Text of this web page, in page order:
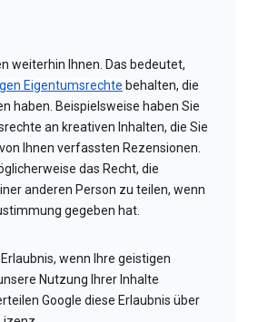
weiterhin Ihnen. Das bedeutet,
Eigentumsrechte behalten, die
haben. Beispielsweise haben Sie
an kreativen Inhalten, die Sie
Ihnen verfassten Rezensionen.
das Recht, die
anderen Person zu teilen, wenn
gegeben hat.
wenn Ihre geistigen
Nutzung Ihrer Inhalte
Google diese Erlaubnis über